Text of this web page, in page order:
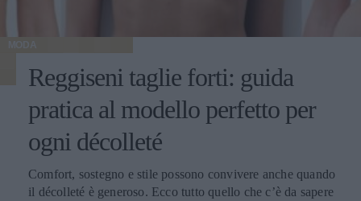
MODA
Reggiseni taglie forti: guida
pratica al modello perfetto per
ogni décolleté
Comfort, sostegno e stile possono convivere anche quando
il décolleté è generoso. Ecco tutto quello che c’è da sapere